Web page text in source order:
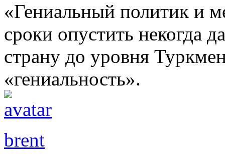
«Гениальный политик и
сроки опустить некогда
страну до уровня
«гениальность».
brent